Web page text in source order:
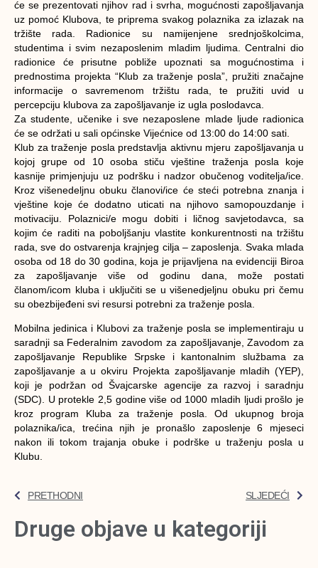
će se prezentovati njihov rad i svrha, mogućnosti zapošljavanja
uz pomoć Klubova, te priprema svakog polaznika za izlazak na
tržište rada. Radionice su namijenjene srednjoškolcima,
studentima i svim nezaposlenim mladim ljudima. Centralni dio
radionice će prisutne pobliže upoznati sa mogućnostima i
prednostima projekta “Klub za traženje posla”, pružiti značajne
informacije o savremenom tržištu rada, te pružiti uvid u
percepciju klubova za zapošljavanje iz ugla poslodavca.
Za studente, učenike i sve nezaposlene mlade ljude radionica
će se održati u sali općinske Vijećnice od 13:00 do 14:00 sati.
Klub za traženje posla predstavlja aktivnu mjeru zapošljavanja u
kojoj grupe od 10 osoba stiču vještine traženja posla koje
kasnije primjenjuju uz podršku i nadzor obučenog voditelja/ice.
Kroz višenedeljnu obuku članovi/ice će steći potrebna znanja i
vještine koje će dodatno uticati na njihovo samopouzdanje i
motivaciju. Polaznici/e mogu dobiti i ličnog savjetodavca, sa
kojim će raditi na poboljšanju vlastite konkurentnosti na tržištu
rada, sve do ostvarenja krajnjeg cilja – zaposlenja. Svaka mlada
osoba od 18 do 30 godina, koja je prijavljena na evidenciji Biroa
za zapošljavanje više od godinu dana, može postati
članom/icom kluba i uključiti se u višenedjeljnu obuku pri čemu
su obezbijeđeni svi resursi potrebni za traženje posla.
Mobilna jedinica i Klubovi za traženje posla se implementiraju u
saradnji sa Federalnim zavodom za zapošljavanje, Zavodom za
zapošljavanje Republike Srpske i kantonalnim službama za
zapošljavanje a u okviru Projekta zapošljavanje mladih (YEP),
koji je podržan od Švajcarske agencije za razvoj i saradnju
(SDC). U protekle 2,5 godine više od 1000 mladih ljudi prošlo je
kroz program Kluba za traženje posla. Od ukupnog broja
polaznika/ica, trećina njih je pronašlo zaposlenje 6 mjeseci
nakon ili tokom trajanja obuke i podrške u traženju posla u
Klubu.
PRETHODNI SLJEDEĆI
Druge objave u kategoriji